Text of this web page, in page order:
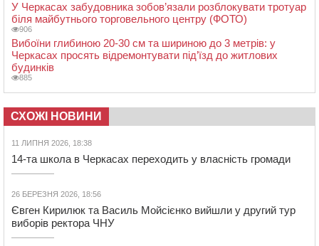
У Черкасах забудовника зобов’язали розблокувати тротуар
біля майбутнього торговельного центру (ФОТО)
906
Вибоїни глибиною 20-30 см та шириною до 3 метрів: у
Черкасах просять відремонтувати під’їзд до житлових
будинків
885
СХОЖІ НОВИНИ
11 ЛИПНЯ 2026, 18:38
14-та школа в Черкасах переходить у власність громади
26 БЕРЕЗНЯ 2026, 18:56
Євген Кирилюк та Василь Мойсієнко вийшли у другий тур
виборів ректора ЧНУ